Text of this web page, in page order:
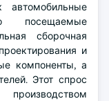
автомобильные
посещаемые
сборочная
и
компоненты, а
Этот спрос